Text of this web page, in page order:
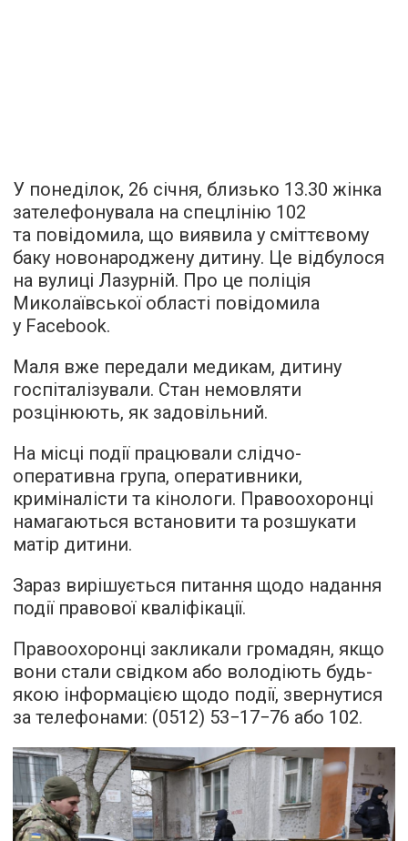
У понеділок, 26 січня, близько 13.30 жінка
зателефонувала на спецлінію 102
та повідомила, що виявила у сміттєвому
баку новонароджену дитину. Це відбулося
на вулиці Лазурній. Про це поліція
Миколаївської області повідомила
у Facebook.
Маля вже передали медикам, дитину
госпіталізували. Стан немовляти
розцінюють, як задовільний.
На місці події працювали слідчо-
оперативна група, оперативники,
криміналісти та кінологи. Правоохоронці
намагаються встановити та розшукати
матір дитини.
Зараз вирішується питання щодо надання
події правової кваліфікації.
Правоохоронці закликали громадян, якщо
вони стали свідком або володіють будь-
якою інформацією щодо події, звернутися
за телефонами: (0512) 53−17−76 або 102.